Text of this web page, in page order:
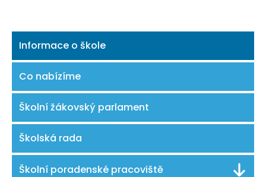
Informace o škole
Co nabízíme
Školní žákovský parlament
Školská rada
Školní poradenské pracoviště